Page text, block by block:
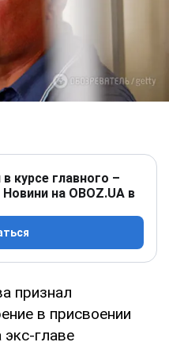
курсе главного –
на OBOZ.UA в
признал
в присвоении
главе